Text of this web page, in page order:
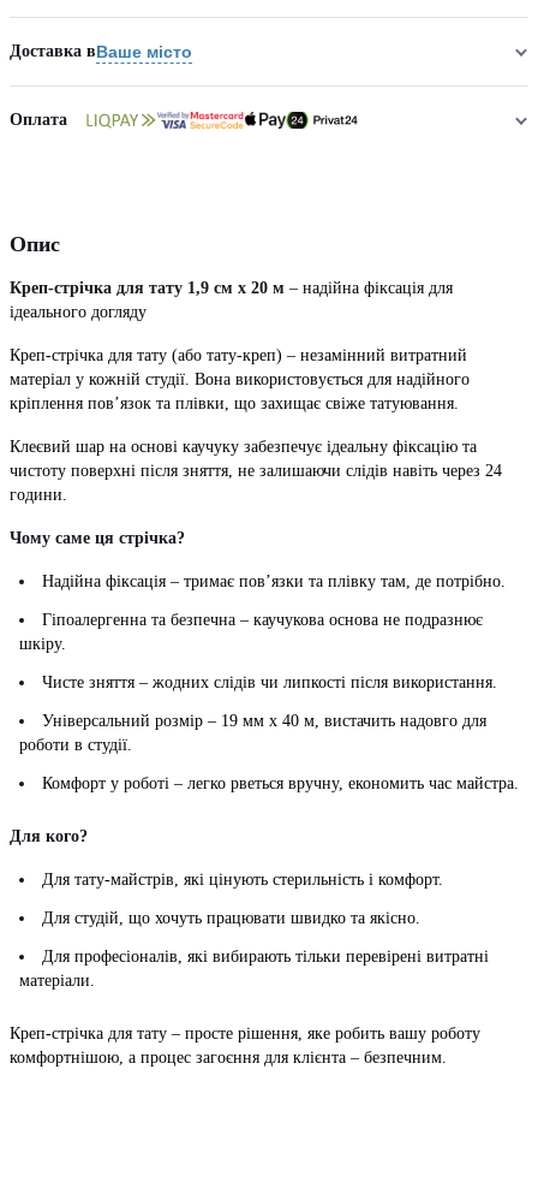
Доставка вВаше місто
Оплата
Опис
Креп-стрічка для тату 1,9 см х 20 м – надійна фіксація для
ідеального догляду
Креп-стрічка для тату (або тату-креп) – незамінний витратний
матеріал у кожній студії. Вона використовується для надійного
кріплення пов’язок та плівки, що захищає свіже татуювання.
Клеєвий шар на основі каучуку забезпечує ідеальну фіксацію та
чистоту поверхні після зняття, не залишаючи слідів навіть через 24
години.
Чому саме ця стрічка?
Надійна фіксація – тримає пов’язки та плівку там, де потрібно.
Гіпоалергенна та безпечна – каучукова основа не подразнює
шкіру.
Чисте зняття – жодних слідів чи липкості після використання.
Універсальний розмір – 19 мм х 40 м, вистачить надовго для
роботи в студії.
Комфорт у роботі – легко рветься вручну, економить час майстра.
Для кого?
Для тату-майстрів, які цінують стерильність і комфорт.
Для студій, що хочуть працювати швидко та якісно.
Для професіоналів, які вибирають тільки перевірені витратні
матеріали.
Креп-стрічка для тату – просте рішення, яке робить вашу роботу
комфортнішою, а процес загоєння для клієнта – безпечним.